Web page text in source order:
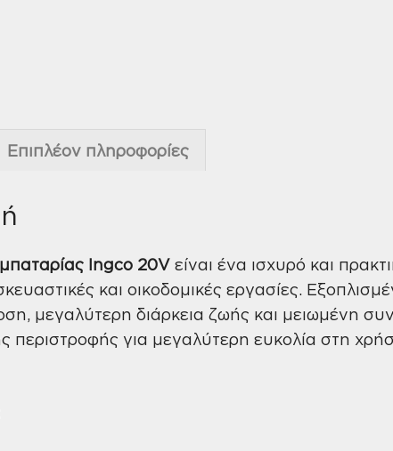
Επιπλέον πληροφορίες
Ingco 20V είναι ένα ισχυρό και
και οικοδομικές εργασίες.
μεγαλύτερη διάρκεια ζωής και μειωμένη
περιστροφής για μεγαλύτερη ευκολία στη